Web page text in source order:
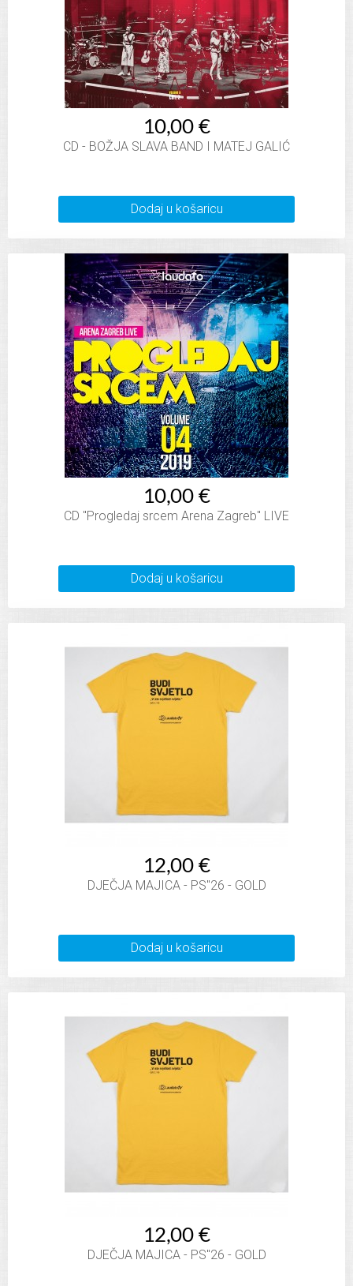
10,00 €
CD - BOŽJA SLAVA BAND I MATEJ GALIĆ
Dodaj u košaricu
10,00 €
CD "Progledaj srcem Arena Zagreb" LIVE
Dodaj u košaricu
12,00 €
DJEČJA MAJICA - PS"26 - GOLD
Dodaj u košaricu
12,00 €
DJEČJA MAJICA - PS"26 - GOLD